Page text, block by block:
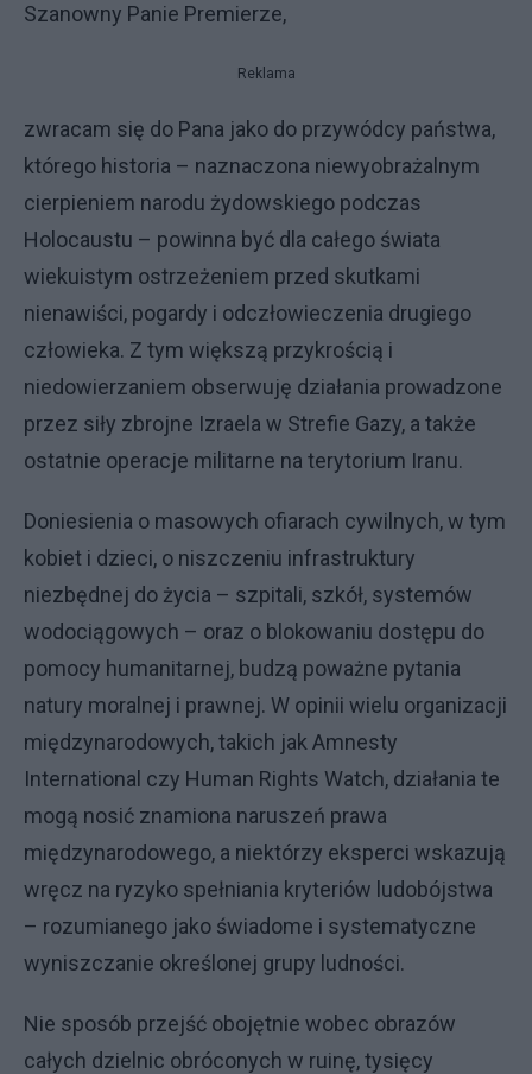
Szanowny Panie Premierze,
Reklama
zwracam się do Pana jako do przywódcy państwa,
którego historia – naznaczona niewyobrażalnym
cierpieniem narodu żydowskiego podczas
Holocaustu – powinna być dla całego świata
wiekuistym ostrzeżeniem przed skutkami
nienawiści, pogardy i odczłowieczenia drugiego
człowieka. Z tym większą przykrością i
niedowierzaniem obserwuję działania prowadzone
przez siły zbrojne Izraela w Strefie Gazy, a także
ostatnie operacje militarne na terytorium Iranu.
Doniesienia o masowych ofiarach cywilnych, w tym
kobiet i dzieci, o niszczeniu infrastruktury
niezbędnej do życia – szpitali, szkół, systemów
wodociągowych – oraz o blokowaniu dostępu do
pomocy humanitarnej, budzą poważne pytania
natury moralnej i prawnej. W opinii wielu organizacji
międzynarodowych, takich jak Amnesty
International czy Human Rights Watch, działania te
mogą nosić znamiona naruszeń prawa
międzynarodowego, a niektórzy eksperci wskazują
wręcz na ryzyko spełniania kryteriów ludobójstwa
– rozumianego jako świadome i systematyczne
wyniszczanie określonej grupy ludności.
Nie sposób przejść obojętnie wobec obrazów
całych dzielnic obróconych w ruinę, tysięcy